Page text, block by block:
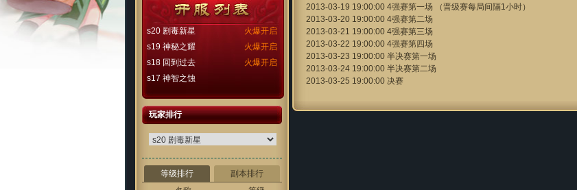
火爆开启
s20 剧毒新星
火爆开启
s19 神秘之耀
火爆开启
s18 回到过去
s17 神智之蚀
玩家排行
等级排行
副本排行
2013-03-19 19:00:00 4强赛第一场 （晋级赛每局间隔1小时）
2013-03-20 19:00:00 4强赛第二场
2013-03-21 19:00:00 4强赛第三场
2013-03-22 19:00:00 4强赛第四场
2013-03-23 19:00:00 半决赛第一场
2013-03-24 19:00:00 半决赛第二场
2013-03-25 19:00:00 决赛